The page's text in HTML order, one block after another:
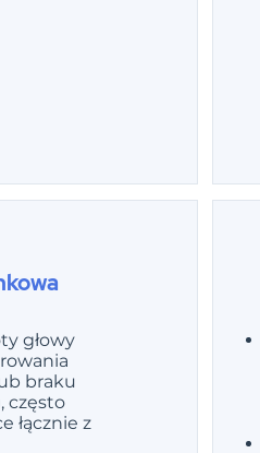
głowy
braku
często
łącznie z